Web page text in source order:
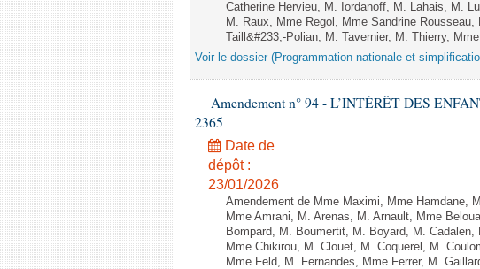
Catherine Hervieu, M. Iordanoff, M. Lahais, M.
M. Raux, Mme Regol, Mme Sandrine
Taill&#233;-Polian, M. Tavernier, M. Thierry,
Voir le dossier (Programmation nationale et
Amendement n° 94 - L’INTÉRÊT DES
2365
Date de
dépôt :
23/01/2026
Amendement de Mme Maximi, Mme Hamdane,
Mme Amrani, M. Arenas, M. Arnault, Mme
Bompard, M. Boumertit, M. Boyard, M.
Mme Chikirou, M. Clouet, M. Coquerel, M.
Mme Feld, M. Fernandes, Mme Ferrer, M.